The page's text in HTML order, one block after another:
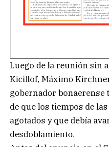
Luego de la reunión sin
Kicillof, Máximo
gobernador bonaerense
de que los tiempos de
agotados y que debía
desdoblamiento.